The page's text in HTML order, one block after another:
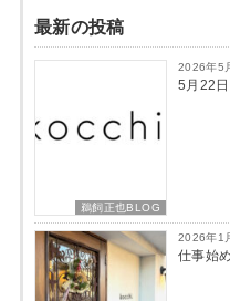
最新の投稿
鵜飼正也BLOG
2026年5
5月22
2026年1
仕事始め